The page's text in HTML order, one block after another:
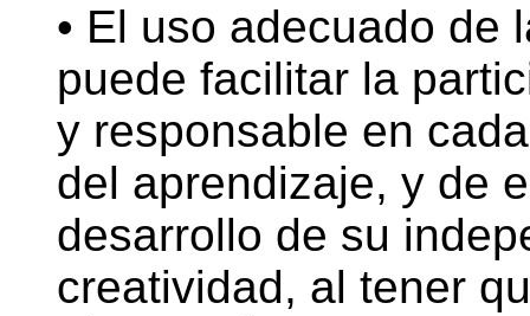
• El uso adecuado de
puede facilitar la
y responsable en
del aprendizaje, y de
desarrollo de su
creatividad, al tener